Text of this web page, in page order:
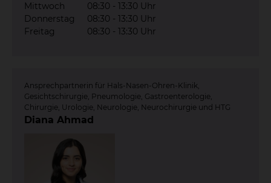
Mittwoch
08:30 - 13:30 Uhr
Donnerstag
08:30 - 13:30 Uhr
Freitag
08:30 - 13:30 Uhr
Ansprechpartnerin für Hals-Nasen-Ohren-Klinik,
Gesichtschirurgie, Pneumologie, Gastroenterologie,
Chirurgie, Urologie, Neurologie, Neurochirurgie und HTG
Diana Ahmad